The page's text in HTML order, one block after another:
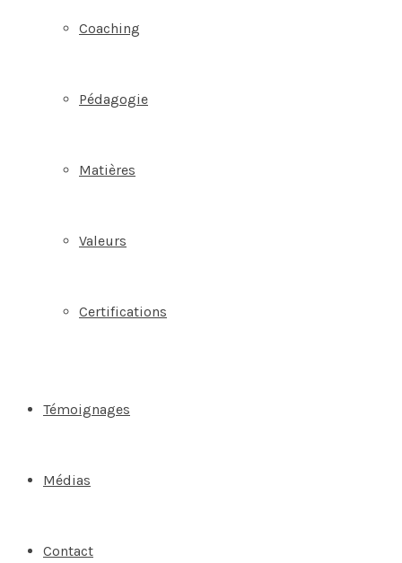
Coaching
Pédagogie
Matières
Valeurs
Certifications
Témoignages
Médias
Contact